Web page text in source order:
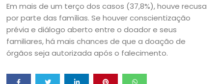
Em mais de um terço dos casos (37,8%), houve recusa
por parte das famílias. Se houver conscientização
prévia e diálogo aberto entre o doador e seus
familiares, há mais chances de que a doação de
órgãos seja autorizada após o falecimento.